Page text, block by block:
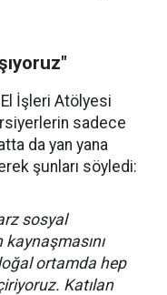
İşleri Atölyesi
sadece
da yan yana
şunları söyledi:
sosyal
ortamda hep
Katılan